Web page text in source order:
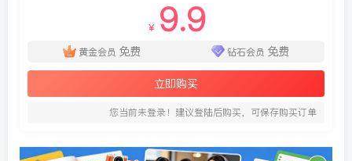
￥ 9.9
黄金会员 免费 钻石会员 免费
立即购买
您当前未登录！建议登陆后购买，可保存购买订单